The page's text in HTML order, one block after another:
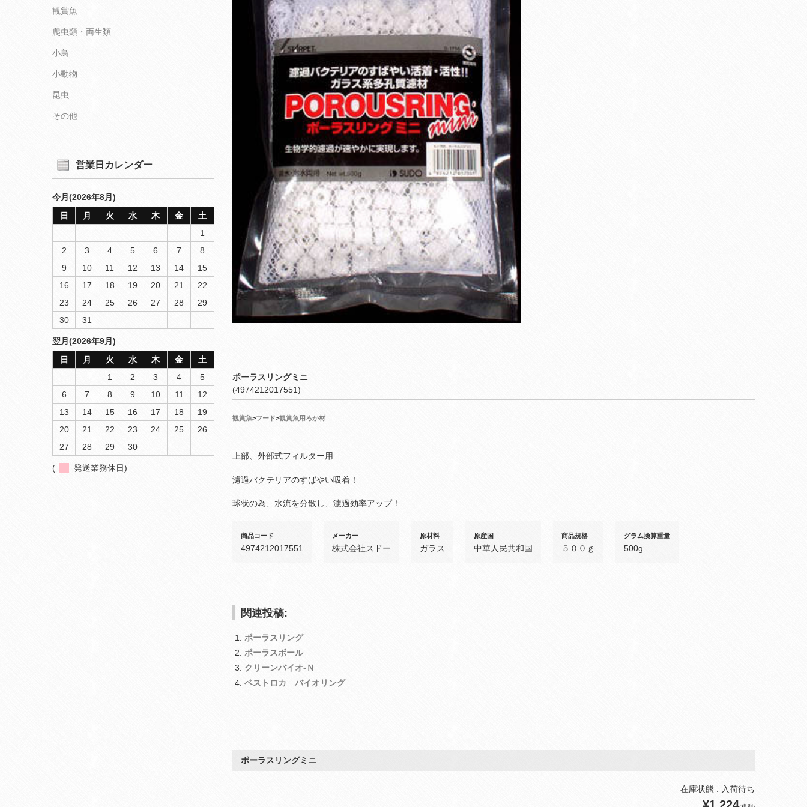
ポーラスリングミニ
(4974212017551)
観賞魚>フード>観賞魚用ろか材
上部、外部式フィルター用
濾過バクテリアのすばやい吸着！
球状の為、水流を分散し、濾過効率アップ！
商品コード
4974212017551
メーカー
株式会社スドー
原材料
ガラス
原産国
中華人民共和国
商品規格
５００ｇ
グラム換算重量
500g
関連投稿:
ポーラスリング
ポーラスボール
クリーンバイオ‐Ｎ
ベストロカ バイオリング
ポーラスリングミニ
在庫状態 : 入荷待ち
観賞魚
爬虫類・両生類
小鳥
小動物
昆虫
その他
営業日カレンダー
今月(2026年8月)
日
月 火 水 木 金
土
1
2
3 4 5 6 7
8
9
10 11 12 13 14
15
16
17 18 19 20 21
22
23
24 25 26 27 28
29
30
31
翌月(2026年9月)
日
月 火 水 木 金
土
1
2 3 4
5
6
7 8 9 10 11
12
13
14 15 16 17 18
19
20
21 22 23 24 25
26
27
28 29 30
( 発送業務休日)